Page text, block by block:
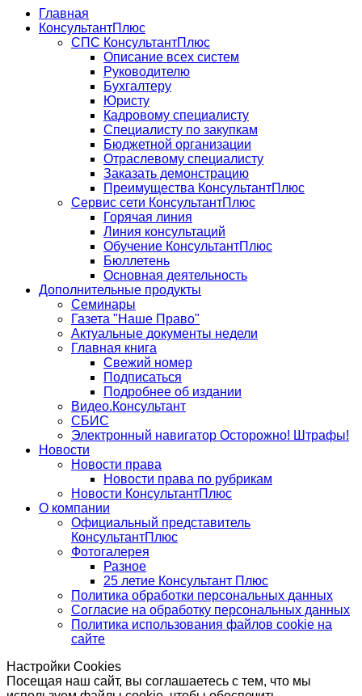
Главная
КонсультантПлюс
СПС КонсультантПлюс
Описание всех систем
Руководителю
Бухгалтеру
Юристу
Кадровому специалисту
Специалисту по закупкам
Бюджетной организации
Отраслевому специалисту
Заказать демонстрацию
Преимущества КонсультантПлюс
Сервис сети КонсультантПлюс
Горячая линия
Линия консультаций
Обучение КонсультантПлюс
Бюллетень
Основная деятельность
Дополнительные продукты
Семинары
Газета "Наше Право"
Актуальные документы недели
Главная книга
Свежий номер
Подписаться
Подробнее об издании
Видео.Консультант
СБИС
Электронный навигатор Осторожно! Штрафы!
Новости
Новости права
Новости права по рубрикам
Новости КонсультантПлюс
О компании
Официальный представитель
КонсультантПлюс
Фотогалерея
Разное
25 летие Консультант Плюс
Политика обработки персональных данных
Согласие на обработку персональных данных
Политика использования файлов cookie на
сайте
Настройки Cookies
Посещая наш сайт, вы соглашаетесь с тем, что мы